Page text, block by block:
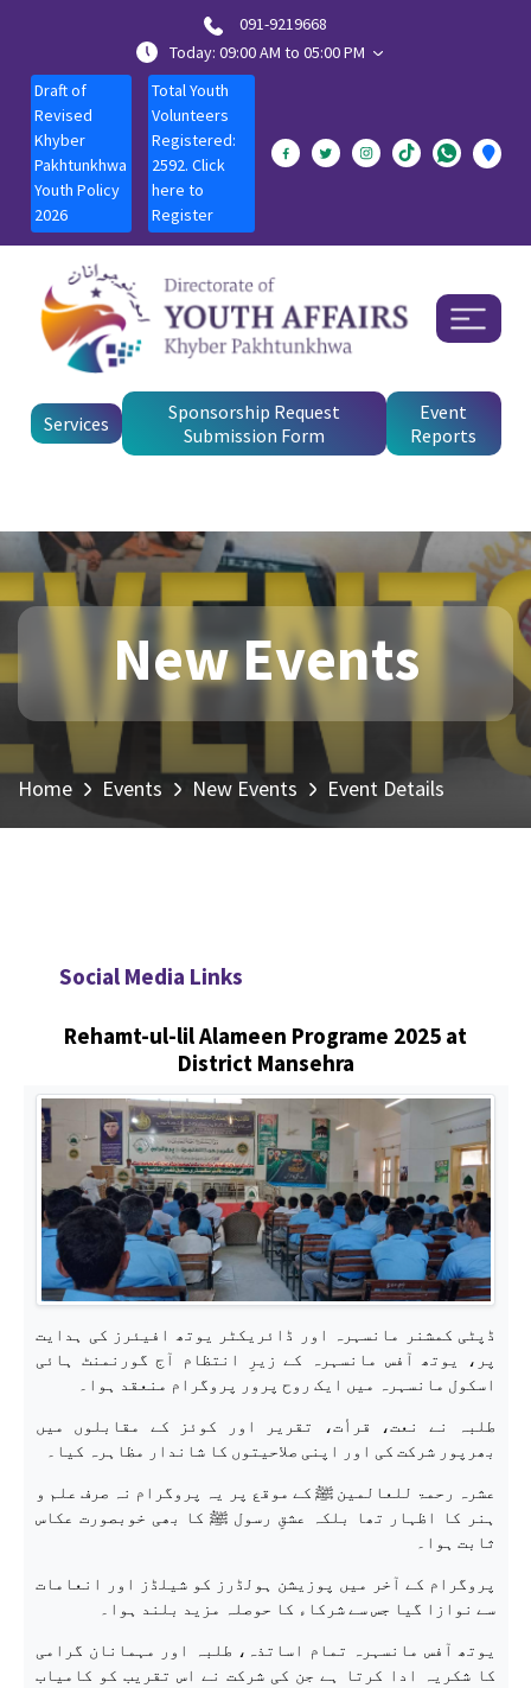
091-9219668
Today: 09:00 AM to 05:00 PM
Draft of
Revised
Khyber
Pakhtunkhwa
Youth Policy
2026
Total Youth
Volunteers
Registered:
2592. Click
here to
Register
Services
Sponsorship Request
Submission Form
Event
Reports
New Events
Home Events New Events Event Details
Social Media Links
Rehamt-ul-lil Alameen Programe 2025 at
District Mansehra
ڈپٹی کمشنر مانسہرہ اور ڈائریکٹر یوتھ افیئرز کی ہدایت
پر، یوتھ آفس مانسہرہ کے زیرِ انتظام آج گورنمنٹ ہائی
اسکول مانسہرہ میں ایک روح پرور پروگرام منعقد ہوا۔
طلبہ نے نعت، قرأت، تقریر اور کوئز کے مقابلوں میں
بھرپور شرکت کی اور اپنی صلاحیتوں کا شاندار مظاہرہ کیا۔
عشرہ رحمۃ للعالمین ﷺ کے موقع پر یہ پروگرام نہ صرف علم و
ہنر کا اظہار تھا بلکہ عشقِ رسول ﷺ کا بھی خوبصورت عکاس
ثابت ہوا۔
پروگرام کے آخر میں پوزیشن ہولڈرز کو شیلڈز اور انعامات
سے نوازا گیا جس سے شرکاء کا حوصلہ مزید بلند ہوا۔
یوتھ آفس مانسہرہ تمام اساتذہ، طلبہ اور مہمانان گرامی
کا شکریہ ادا کرتا ہے جن کی شرکت نے اس تقریب کو کامیاب